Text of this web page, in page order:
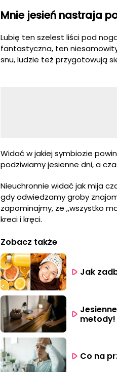
Mnie jesień nastraja
Lubię ten szelest liści pod
fantastyczna, ten
snu, ludzie też przygotowują
Widać w jakiej symbiozie
podziwiamy jesienne dni, a
Nieuchronnie widać jak mija
gdy odwiedzamy groby
zapominajmy, że ,,wszystko
kreci i kręci.
Zobacz także
Jak
metody!
Co na